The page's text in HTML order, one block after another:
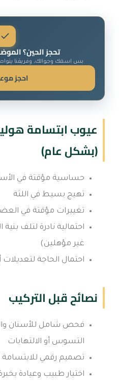
تحجز الحين؟
بس اسمك وجوالك، وفريقنا
احجز
عيوب ابتسامة
(بشكل عام)
حساسية مؤقتة في
تهيج بسيط في اللثة
تغييرات مؤقتة في
احتمالية نادرة لتلف
غير مؤهلين)
احتمال الحاجة
نصائح قبل التركيب
فحص شامل للأسنان
التسوس أو الالتهابات
تصميم رقمي للابتسامة
اختيار طبيب وعيادة